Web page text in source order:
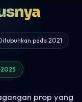
pada 2021
prop yang